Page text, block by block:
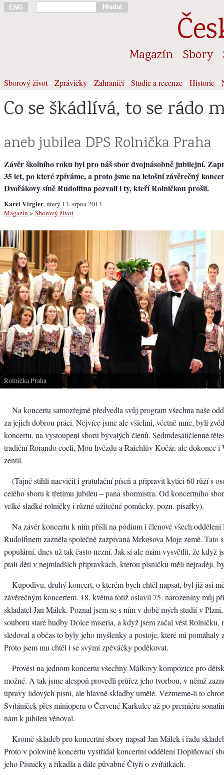
ENG Hledat
Magazín Sbory
Sborový život• Zprávičky Zahraničí• Studie a recenze Historie
Co se škádlívá, to se rádo
aneb jubilea DPS Rolnička Praha
Závěr školního roku byl pro náš sbor dvojnásobně jubilejní.
35 let, po které zpíváme, a proto jsme na letošní závěrečný
Dvořákovy síně Rudolfina pozvali i ty, kteří Rolničkou prošli.
Karel Virgler, úterý 13. srpna 2013
Magazín > Sborový život
Rolnička Praha
Na koncertu samozřejmě předvedla svůj program všechna naše
za jejich dobrou práci. Nejvíce jsme ale všichni, včetně mne, byli
koncertu, na vystoupení sboru bývalých členů. Sedmdesátičlenné
tradiční Rorando coeli, Mou hvězdu a Raichlův Kočár, ale dokonce
zentil.
(Tajně stihli nacvičit i gratulační píseň a připravit kytici 60 růží s
celého sboru k třetímu jubileu – pana sbormistra. Od koncertního
velké sladké rolničky i různé užitečné pomůcky. pozn. písařky).
Na závěr koncertu k nim přišli na pódium i členové všech
Rudolfinem zazněla společně zazpívaná Mrkosova Moje země. Tato
populární, dnes už tak často nezní. Jak si ale mám vysvětlit, že když
ptali dětí v nejmladších přípravkách, kterou písničku měli nejraději,
Kupodivu, druhý koncert, o kterém bych chtěl napsat, byl již asi
závěrečným koncertem. 18. května totiž oslavil 75. narozeniny můj
skladatel Jan Málek. Poznal jsem se s ním v době mých studií v
souboru staré hudby Dolce miseria, a když jsem začal vést Rolničku,
sledoval a občas to byly jeho myšlenky a postoje, které mi pomáhaly
Proto jsem mu chtěl i se svými zpěváčky poděkovat.
Provést na jednom koncertu všechny Málkovy kompozice pro
možné. A tak jsme alespoň provedli průřez jeho tvorbou, v němž
úpravy lidových písní, ale hlavně skladby umělé. Vezmeme-li to
Svítáníček přes minioperu o Červené Karkulce až po premiéru
nám k jubileu věnoval.
Kromě skladeb pro koncertní sbory napsal Jan Málek i řadu
Proto v polovině koncertu vystřídal koncertní oddělení Doplňovací
jeho Písničky a říkadla a dále půvabné Čtyři o zvířátkách.